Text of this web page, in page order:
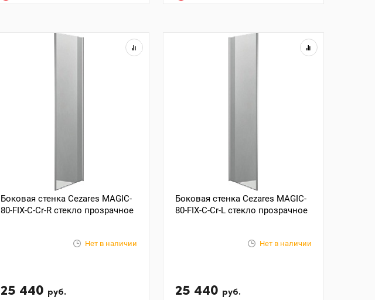
Боковая стенка Cezares MAGIC-
80-FIX-C-Cr-R стекло прозрачное
Нет в наличии
25 440 руб.
Боковая стенка Cezares MAGIC-
80-FIX-C-Cr-L стекло прозрачное
Нет в наличии
25 440 руб.